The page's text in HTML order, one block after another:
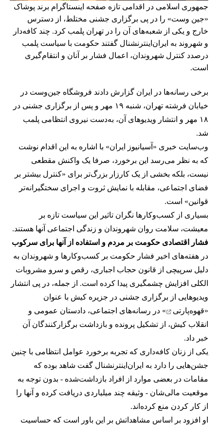
جمهوری اسلامی در اقدامی تازه صفحه اینستاگرام برند پوشاک
«جین وست» را در پی برگزاری جشنی مختلط، از دسترس
خارج و یکی از شعبه‌های آن را در تهران پلمب کرد. چند کافه‌‌دار
و شهروند به ایران‌اینترنشنال گفتند حکومت با سیاست پلمب
درصدد کنترل شهروندان، اعمال فشار بر آنان و انتقام‌گیری
است.
برخی رسانه‌ها در ایران گزارش دادند فروشگاه جین‌وست در
خیابان فرشته تهران، شنبه ۱۹ مهر و پس از برگزاری جشنی در
۱۸ مهر و انتشار ویدیوهای آن، به‌دست نیروی انتظامی پلمب
شد.
وب‌سایت خبری «آسیانیوز ایران» با اشاره به این اقدام نوشت
که به نظر می‌رسد این برخورد، صرفا یک واکنش مقطعی
نیست، بلکه بخشی از یک کارزار بزرگ‌تر برای «کنترل بیشتر بر
فضای اجتماعی، مقابله با نمایش ثروت و اجرای سختگیرانه‌تر
قوانین» است.
بسیاری از کسب‌وکارها نگران تاثیر این سیاست‌ تازه بر
معیشت، سلامت روان شهروندان و زندگی اجتماعی آنها هستند.
فشار اقتصادی حکومت بر مردم و استفاده از آنها برای سرکوب
در هفته‌های اخیر فشار حکومت بر کسب‌وکارها و شهروندان به
دلیل سرپیچی از قانون حجاب اجباری، رقص و سرو مشروبات
الکلی افزایش چشمگیری پیدا کرده است. از جمله، در پی انتشار
ویدیوهایی از برگزاری جشنی در جزیره کیش با عنوان
«قهوه‌پارتی
» در رسانه‌های اجتماعی، دادستان عمومی و
انقلاب کیش، از تشکیل پرونده و بازداشت برگزارکنندگان آن
خبر داد.
یکی از زنان کافه‌داری که تجربه برخورد عوامل انتظامی با چنین
جشن‌هایی را دارد به ایران‌اینترنشنال گفت شاهد بوده که
مقامات در بعضی موارد از افراد بازداشت‌‌شده - بدون توجه به
موقعیت مالی‌شان - وثیقه چند میلیاردی دریافت کرده و آنها را
از کار کردن منع کرده‌اند.
او افزود بر اساس مشاهداتش بر این باور است که حساسیت